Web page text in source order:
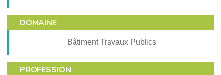
DOMAINE
Bâtiment Travaux Publics
PROFESSION